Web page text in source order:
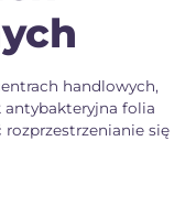
handlowych,
folia
rozprzestrzenianie się